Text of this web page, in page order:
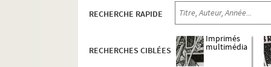
RECHERCHE RAPIDE
RECHERCHES CIBLÉES
Imprimés
multimédia